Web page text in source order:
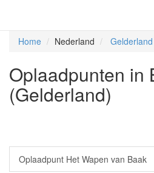
Home Nederland Gelderland
Oplaadpunten in
(Gelderland)
Oplaadpunt Het Wapen van Baak